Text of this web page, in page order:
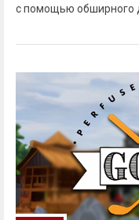
с помощью обширного